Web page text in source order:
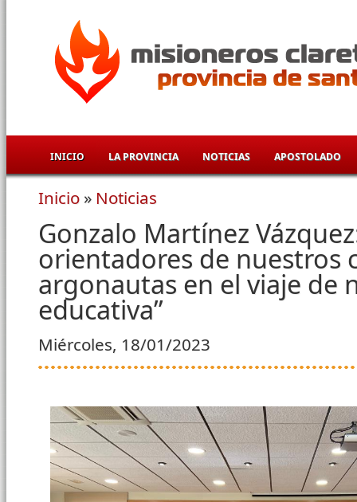
INICIO LA PROVINCIA NOTICIAS APOSTOLADO
Se encuentra usted aquí
Inicio » Noticias
Gonzalo Martínez
orientadores de nuestros
argonautas en el viaje de
educativa”
Miércoles, 18/01/2023